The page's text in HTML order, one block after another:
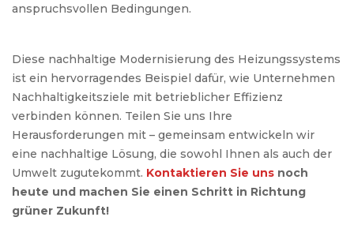
anspruchsvollen Bedingungen.
Diese nachhaltige Modernisierung des Heizungssystems
ist ein hervorragendes Beispiel dafür, wie Unternehmen
Nachhaltigkeitsziele mit betrieblicher Effizienz
verbinden können. Teilen Sie uns Ihre
Herausforderungen mit – gemeinsam entwickeln wir
eine nachhaltige Lösung, die sowohl Ihnen als auch der
Umwelt zugutekommt. Kontaktieren Sie uns noch
heute und machen Sie einen Schritt in Richtung
grüner Zukunft!